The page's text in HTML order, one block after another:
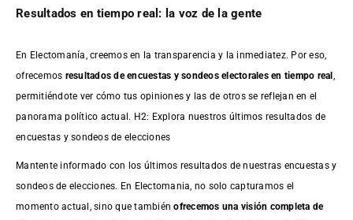
Resultados en tiempo real: la voz de la gente
En Electomanía, creemos en la transparencia y la inmediatez. Por eso,
ofrecemos resultados deencuestas y sondeos electorales en tiempo real
permitiéndote ver cómo tus opiniones y las de otros se reflejan en el
panorama político actual. H2: Explora nuestros últimos resultados de
encuestas y sondeos de elecciones
Mantente informado con los últimos resultados de nuestras encuestasy
sondeos de elecciones. En Electomania, no solo capturamos el
momento actual, sino que tambiénofrecemos una visión completa de